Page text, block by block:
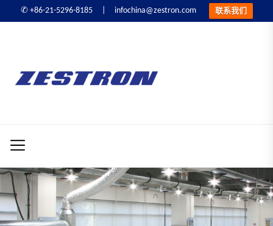
✆ +86-21-5296-8185 | infochina@zestron.com 联系我们
洗
&
可
靠
清洗&可靠性提升